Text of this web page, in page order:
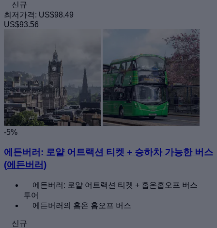
신규
최저가격: US$98.49
US$93.56
-5%
에든버러: 로얄 어트랙션 티켓 + 승하차 가능한 버스
(에든버러)
에든버러: 로얄 어트랙션 티켓 + 홉온홉오프 버스
투어
에든버러의 홉온 홉오프 버스
신규